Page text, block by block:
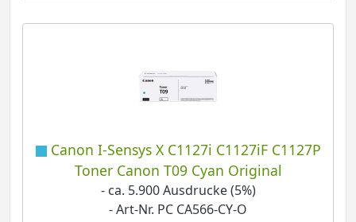
Canon I-Sensys X C1127i C1127iF C1127P
Toner Canon T09 Cyan Original
- ca. 5.900 Ausdrucke (5%)
- Art-Nr. PC CA566-CY-O